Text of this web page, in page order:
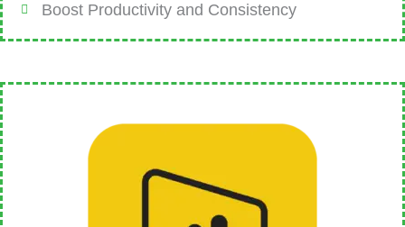
Boost Productivity and Consistency